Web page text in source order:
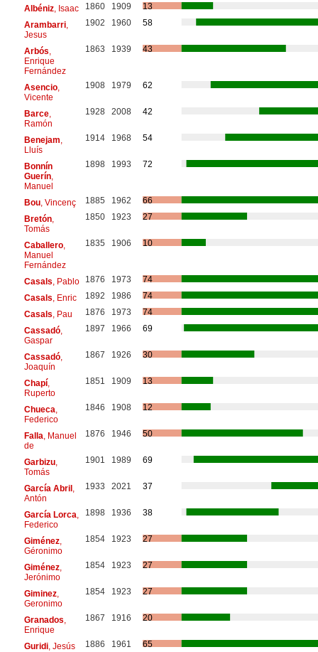
Albéniz, Isaac 1860 1909
13
Arambarri,
Jesus
1902 1960 58
Arbós
Enrique
Fernández
1863 1939 43
Asencio,
Vicente
1908 1979 62
Barce,
Ramón
1928 2008 42
Benejam
Lluís
1914 1968 54
Bonnín
Guerín,
Manuel
1898 1993 72
Bou, Vincenç 1885 1962
66
Bretón,
Tomás
1850 1923 27
Caballero,
Manuel
Fernández
1835 1906 10
Casals , Pablo 1876 1973
74
Casals , Enric 1892 1986
74
Casals , Pau 1876 1973
74
Cassadó,
Gaspar
1897 1966 69
Cassadó,
Joaquín
1867 1926 30
Chapí,
Ruperto
1851 1909 13
Chueca
Federico
1846 1908 12
Falla , Manuel
de
1876 1946 50
Garbizu,
Tomás
1901 1989 69
García Abril,
Antón
1933 2021 37
García Lorca
Federico
1898 1936 38
Giménez,
Géronimo
1854 1923 27
Giménez,
Jerónimo
1854 1923 27
Giminez,
Geronimo
1854 1923 27
Granados
Enrique
1867 1916 20
Guridi, Jesús 1886 1961
65